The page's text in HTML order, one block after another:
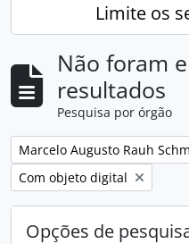
Limite os
Não foram
resultados
Pesquisa por órgão
Remover filtro:
Marcelo Augusto Rauh
Remover filtro:
Com objeto digital
Opções de